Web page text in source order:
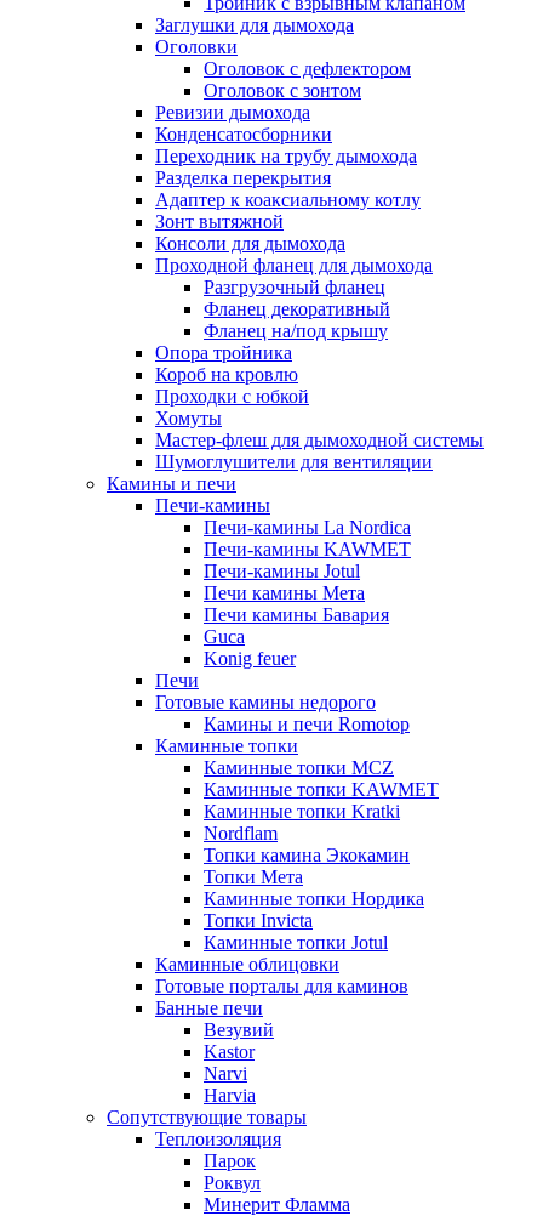
Заглушки для дымохода
Оголовки
Оголовок с дефлектором
Оголовок с зонтом
Ревизии дымохода
Конденсатосборники
Переходник на трубу дымохода
Разделка перекрытия
Адаптер к коаксиальному котлу
Зонт вытяжной
Консоли для дымохода
Проходной фланец для дымохода
Разгрузочный фланец
Фланец декоративный
Фланец на/под крышу
Опора тройника
Короб на кровлю
Проходки с юбкой
Хомуты
Мастер-флеш для дымоходной системы
Шумоглушители для вентиляции
Камины и печи
Печи-камины
Печи-камины La Nordica
Печи-камины KAWMET
Печи-камины Jotul
Печи камины Мета
Печи камины Бавария
Guca
Konig feuer
Печи
Готовые камины недорого
Камины и печи Romotop
Каминные топки
Каминные топки MCZ
Каминные топки KAWMET
Каминные топки Kratki
Nordflam
Топки камина Экокамин
Топки Мета
Каминные топки Нордика
Топки Invicta
Каминные топки Jotul
Каминные облицовки
Готовые порталы для каминов
Банные печи
Везувий
Kastor
Narvi
Harvia
Сопутствующие товары
Теплоизоляция
Парок
Роквул
Минерит Фламма